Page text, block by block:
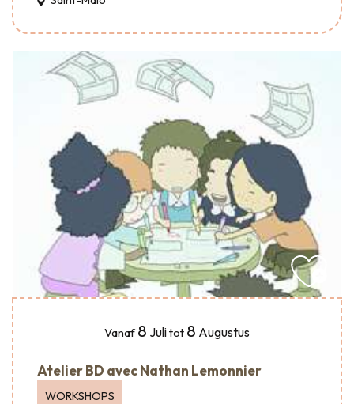
Vanaf 8 Julitot 8 Augustus
Atelier BD avec Nathan Lemonnier
WORKSHOPS